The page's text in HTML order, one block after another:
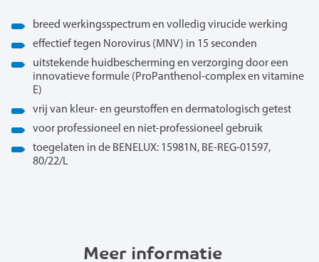
breed werkingsspectrum en volledig virucide werking
effectief tegen Norovirus (MNV) in 15 seconden
uitstekende huidbescherming en verzorging door een
innovatieve formule (ProPanthenol-complex en vitamine
E)
vrij van kleur- en geurstoffen en dermatologisch getest
voor professioneel en niet-professioneel gebruik
toegelaten in de BENELUX: 15981N, BE-REG-01597,
80/22/L
Meer informatie